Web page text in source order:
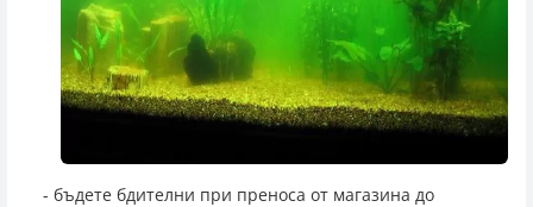
- бъдете бдителни при преноса от магазина до